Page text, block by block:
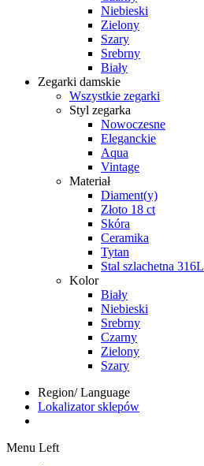
Niebieski
Zielony
Szary
Srebrny
Biały
Zegarki damskie
Wszystkie zegarki
Styl zegarka
Nowoczesne
Eleganckie
Aqua
Vintage
Materiał
Diament(y)
Złoto 18 ct
Skóra
Ceramika
Tytan
Stal szlachetna 316L
Kolor
Biały
Niebieski
Srebrny
Czarny
Zielony
Szary
Region/ Language
Lokalizator sklepów
Menu Left